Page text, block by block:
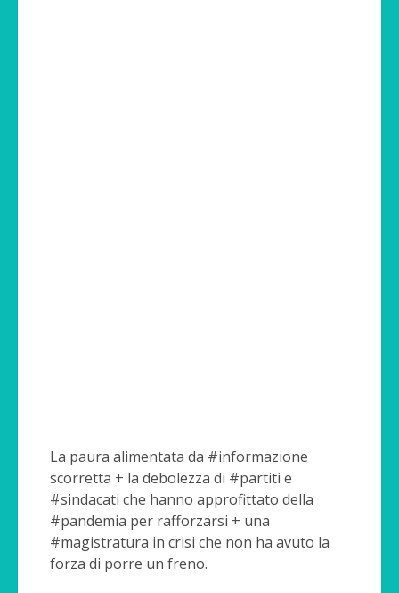
La paura alimentata da #informazione
scorretta + la debolezza di #partiti e
#sindacati che hanno approfittato della
#pandemia per rafforzarsi + una
#magistratura in crisi che non ha avuto la
forza di porre un freno.